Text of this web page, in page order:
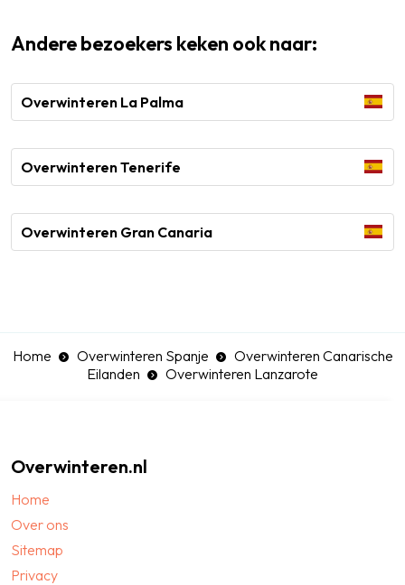
Andere bezoekers keken ook naar:
Overwinteren La Palma
Overwinteren Tenerife
Overwinteren Gran Canaria
Home Overwinteren Spanje
Overwinteren Canarische
Eilanden
Overwinteren Lanzarote
Overwinteren.nl
Home
Over ons
Sitemap
Privacy